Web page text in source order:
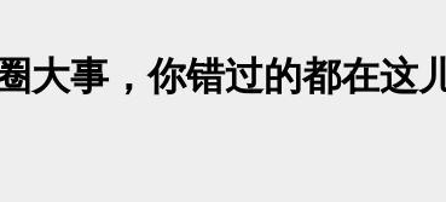
大事，你错过的都在这